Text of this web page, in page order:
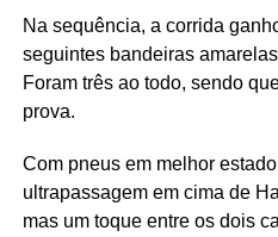
Na sequência, a corrida
seguintes bandeiras
Foram três ao todo, sendo
prova.
Com pneus em melhor
ultrapassagem em cima de
mas um toque entre os dois